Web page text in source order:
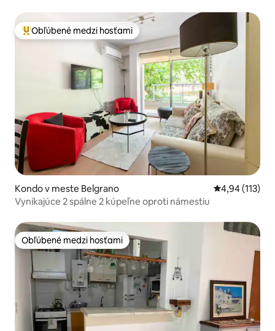
Najobľúbenejšie medzi hosťami
Obľúbené medzi hosťami
Kondo v meste Belgrano Priemerné
4,94 (113)
Vynikajúce 2 spálne 2 kúpeľne oproti námestiu
Obľúbené medzi hosťami
Obľúbené medzi hosťami